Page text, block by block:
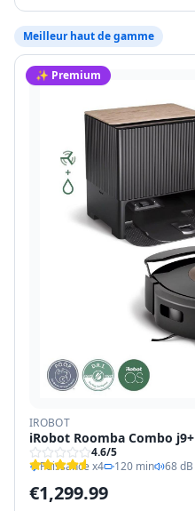
Meilleur haut de gamme
✨ Premium
IROBOT
iRobot Roomba Combo j9+
4.6/5
Puissance x4
120 min 68 dB
€1,299.99